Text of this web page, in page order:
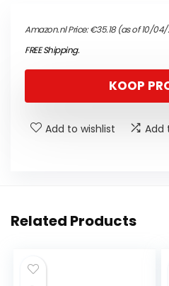
Amazon.nl Price:€35.18(as of 10/04/
FREE Shipping.
KOOP
Add to wishlist Add
Related Products